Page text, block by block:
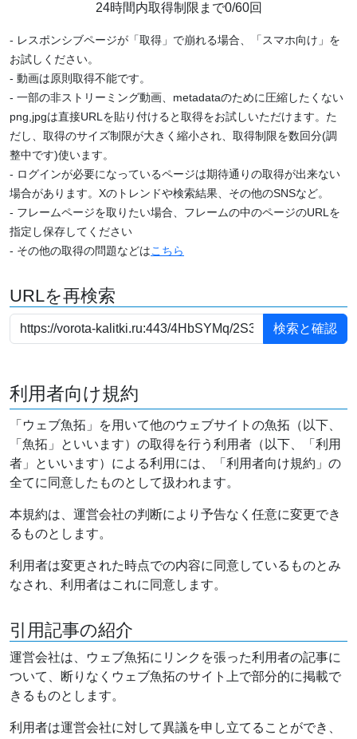
24時間内取得制限まで0/60回
- レスポンシブページが「取得」で崩れる場合、「スマホ向け」を
お試しください。
- 動画は原則取得不能です。
- 一部の非ストリーミング動画、metadataのために圧縮したくない
png,jpgは直接URLを貼り付けると取得をお試しいただけます。た
だし、取得のサイズ制限が大きく縮小され、取得制限を数回分(調
整中です)使います。
- ログインが必要になっているページは期待通りの取得が出来ない
場合があります。Xのトレンドや検索結果、その他のSNSなど。
- フレームページを取りたい場合、フレームの中のページのURLを
指定し保存してください
- その他の取得の問題などはこちら
URLを再検索
利用者向け規約
「ウェブ魚拓」を用いて他のウェブサイトの魚拓（以下、
「魚拓」といいます）の取得を行う利用者（以下、「利用
者」といいます）による利用には、「利用者向け規約」の
全てに同意したものとして扱われます。
本規約は、運営会社の判断により予告なく任意に変更でき
るものとします。
利用者は変更された時点での内容に同意しているものとみ
なされ、利用者はこれに同意します。
引用記事の紹介
運営会社は、ウェブ魚拓にリンクを張った利用者の記事に
ついて、断りなくウェブ魚拓のサイト上で部分的に掲載で
きるものとします。
利用者は運営会社に対して異議を申し立てることができ、